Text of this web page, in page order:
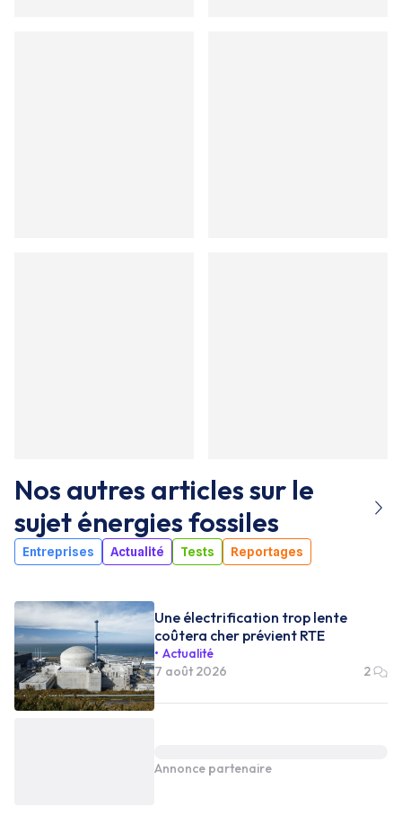
Nos autres articles sur le
sujeténergies fossiles
Entreprises Actualité Tests Reportages
Une électrification trop lente
coûtera cher prévient RTE
Actualité
7 août 2026
2
Annonce partenaire